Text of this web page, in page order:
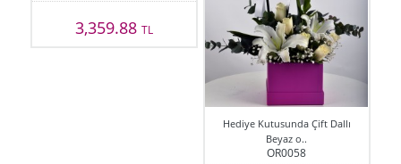
3,359.88TL
Hediye Kutusunda Çift Dallı
Beyaz o..
OR0058